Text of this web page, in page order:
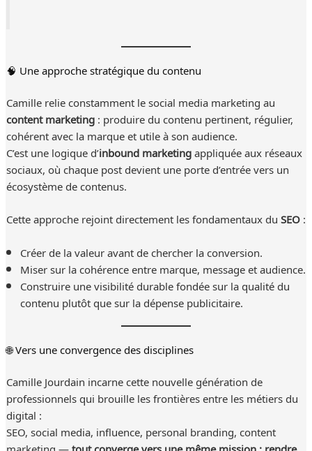
🧠 Une approche stratégique du contenu
Camille relie constamment le social media marketing au
content marketing: produire du contenu pertinent, régulier,
cohérent avec la marque et utile à son audience.
C’est une logique d’inbound marketingappliquée aux réseaux
sociaux, où chaque post devient une porte d’entrée vers un
écosystème de contenus.
Cette approche rejoint directement les fondamentaux duSEO:
Créer de la valeur avant de chercher la conversion.
Miser sur la cohérence entre marque, message et audience.
Construire une visibilité durable fondée sur la qualité du
contenu plutôt que sur la dépense publicitaire.
🌐 Vers une convergence des disciplines
Camille Jourdain incarne cette nouvelle génération de
professionnels qui brouille les frontières entre les métiers du
digital :
SEO, social media, influence, personal branding, content